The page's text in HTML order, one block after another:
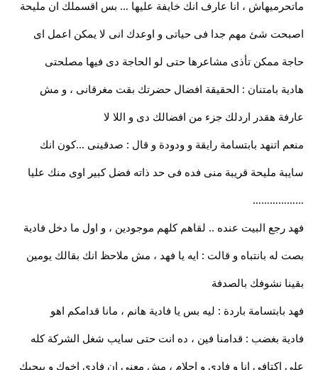
ماتحرميهاش ، انا عارف انك خايفة عليها … بس اقسملك ان مليحة
اصبحت شئ مهم جدا فى حياتى و اوعدك انى لا يمكن اعمل اى
حاجة ممكن تأذى مشاعرها حتى لو الحاجة دى فيها مصلحتى
هادية بامتنان : الحقيقة افضال حضرتك بقت مغرقانى ، و مش
عارفة هقدر اردلك جزء من افضالك دى و اللا لا
منعم اتنهد بابتسامة رايقة و ودودة و قال : صدقينى …كون انك
سايبة مليحة قريبة منى فده فى حد ذاته فضل كبير اوى منك عليا
………………
فهد رجع البيت عنده .. لقاهم كلهم موجودين ، و اول ما دخل فادية
بصت له بانتباه و قالت : ايه يا فهد ، مش ملاحظ انك بقالك يومين
بقينا نشوفك بالصدفة
فهد بابتسامة باردة : ليه بس يا فادية هانم ، مانا قدامكم اهو
فادية بغضب : قدامنا فين ، ده انت حتى سايب شغل الشركة كله
على اكتافى انا و فادى و احلام ، مش معنى ان فادى اخوك و بيحبك